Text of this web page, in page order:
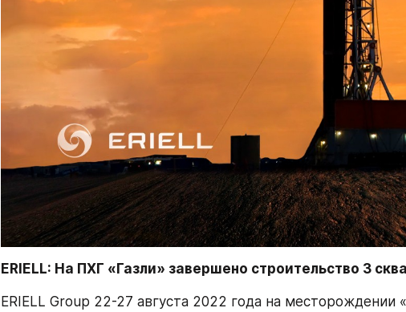
ERIELL: На ПХГ «Газли» завершено строительство 3
ERIELL Group 22-27 августа 2022 года на месторождении